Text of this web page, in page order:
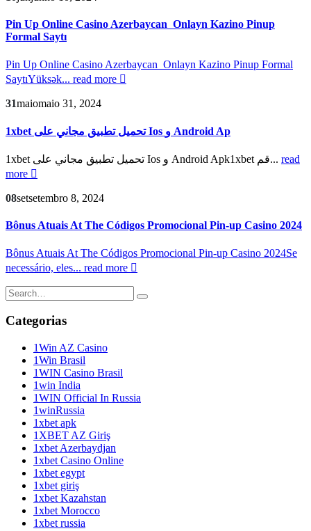
Pin Up Online Casino Azerbaycan ️ Onlayn Kazino Pinup
Formal Saytı
Pin Up Online Casino Azerbaycan ️ Onlayn Kazino Pinup Formal
SaytıYüksək... read more
31maiomaio 31, 2024
1xbet تحميل تطبيق مجاني على Ios و Android Ap
1xbet تحميل تطبيق مجاني على Ios و Android Apk1xbet قم... read
more
08setsetembro 8, 2024
Bônus Atuais At The Códigos Promocional Pin-up Casino 2024
Bônus Atuais At The Códigos Promocional Pin-up Casino 2024Se
necessário, eles... read more
Categorias
1Win AZ Casino
1Win Brasil
1WIN Casino Brasil
1win India
1WIN Official In Russia
1winRussia
1xbet apk
1XBET AZ Giriş
1xbet Azerbaydjan
1xbet Casino Online
1xbet egypt
1xbet giriş
1xbet Kazahstan
1xbet Morocco
1xbet russia